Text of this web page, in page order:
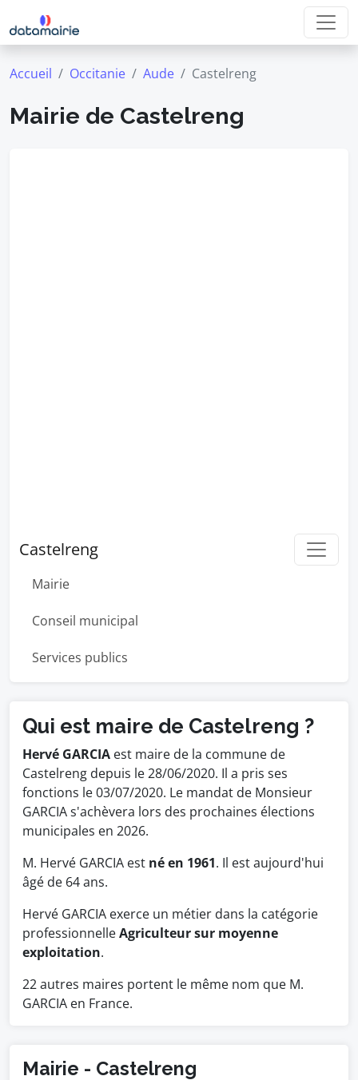
Accueil Occitanie Aude Castelreng
Mairie de Castelreng
Castelreng
Mairie
Conseil municipal
Services publics
Qui est maire de Castelreng ?
Hervé GARCIA est maire de la commune de
Castelreng depuis le 28/06/2020. Il a pris ses
fonctions le 03/07/2020. Le mandat de Monsieur
GARCIA s'achèvera lors des prochaines élections
municipales en 2026.
M. Hervé GARCIA est né en 1961. Il est aujourd'hui
âgé de 64 ans.
Hervé GARCIA exerce un métier dans la catégorie
professionnelleAgriculteur sur moyenne
exploitation.
22 autres maires portent le même nom que M.
GARCIA en France.
Mairie - Castelreng